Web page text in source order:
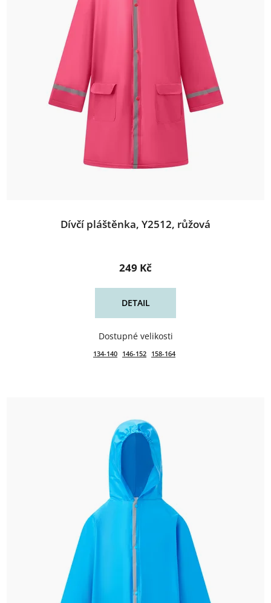
Dívčí pláštěnka, Y2512, růžová
249 Kč
DETAIL
134-140 146-152 158-164